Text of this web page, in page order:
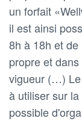
un forfait
il est ainsi
8h à 18h et de
propre et
vigueur (…) Le
à utiliser sur
possible